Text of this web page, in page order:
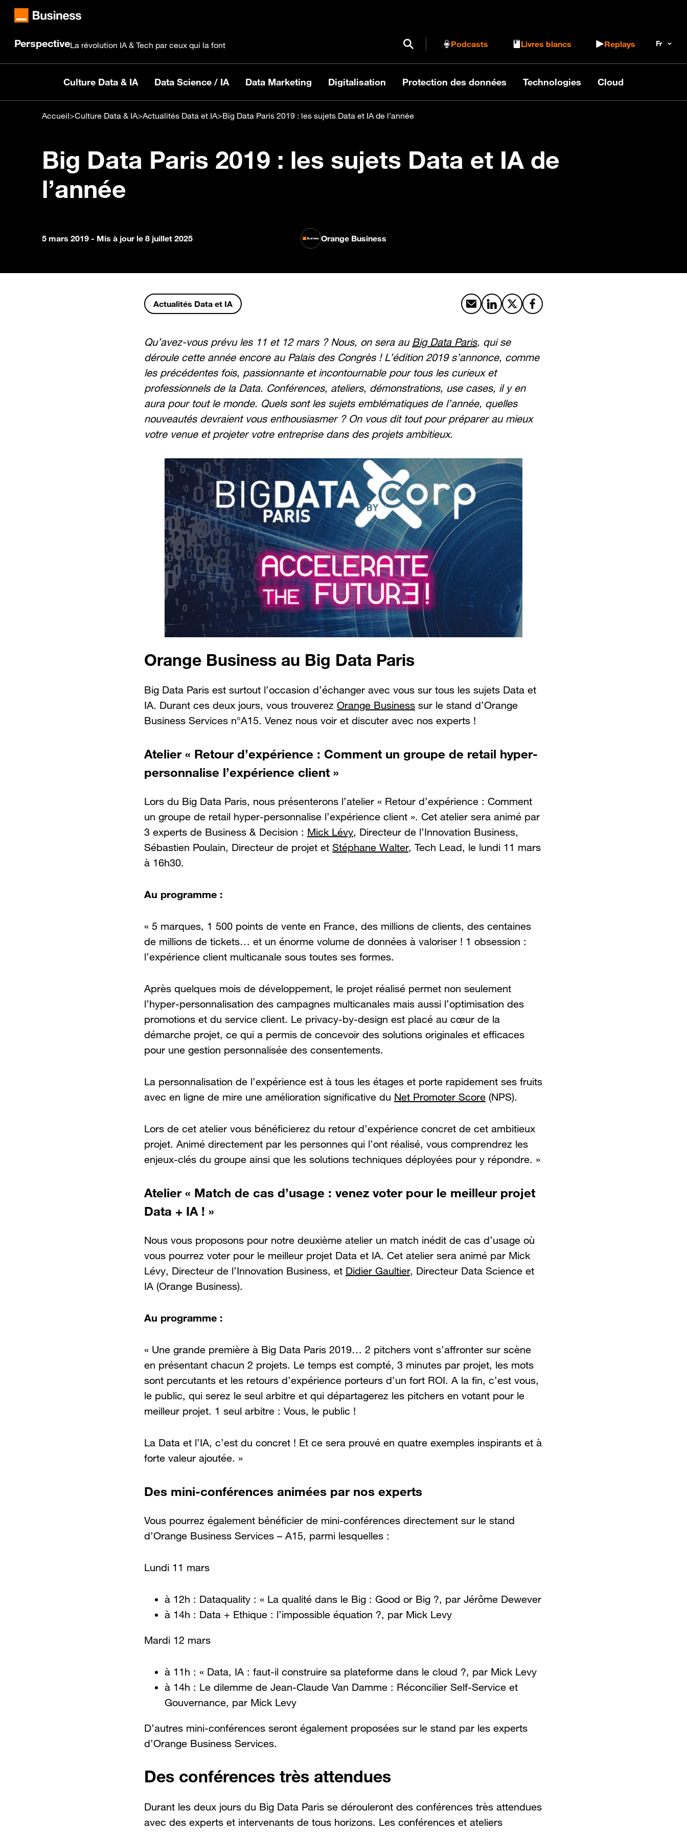
PerspectiveLa révolution IA & Tech par ceux qui la font Ouvrir / Fermer le formulaire de recherche
Podcasts Livres blancs Replays
Culture Data & IA Data Science / IA Data Marketing Digitalisation Protection des données Technologies Cloud
Accueil>Culture Data & IA>Actualités Data et IA>Big Data Paris 2019 : les sujets Data et IA de l’année
Big Data Paris 2019 : les sujets Data et IA de
l’année
5 mars 2019 - Mis à jour le 8 juillet 2025 Orange Business
Actualités Data et IA Partager par email
Partager sur LinkedIn
Partager sur X
Partager sur Facebook
Qu’avez-vous prévu les 11 et 12 mars ? Nous, on sera au Big Data Paris, qui se
déroule cette année encore au Palais des Congrès ! L’édition 2019 s’annonce, comme
les précédentes fois, passionnante et incontournable pour tous les curieux et
professionnels de la Data. Conférences, ateliers, démonstrations, use cases, il y en
aura pour tout le monde. Quels sont les sujets emblématiques de l’année, quelles
nouveautés devraient vous enthousiasmer ? On vous dit tout pour préparer au mieux
votre venue et projeter votre entreprise dans des projets ambitieux.
Orange Business au Big Data Paris
Big Data Paris est surtout l’occasion d’échanger avec vous sur tous les sujets Data et
IA. Durant ces deux jours, vous trouverez Orange Business sur le stand d’Orange
Business Services n°A15. Venez nous voir et discuter avec nos experts !
Atelier « Retour d’expérience : Comment un groupe de retail hyper-
personnalise l’expérience client »
Lors du Big Data Paris, nous présenterons l’atelier « Retour d’expérience : Comment
un groupe de retail hyper-personnalise l’expérience client ». Cet atelier sera animé par
3 experts de Business & Decision : Mick Lévy, Directeur de l’Innovation Business,
Sébastien Poulain, Directeur de projet et Stéphane Walter, Tech Lead, le lundi 11 mars
à 16h30.
Au programme :
« 5 marques, 1 500 points de vente en France, des millions de clients, des centaines
de millions de tickets… et un énorme volume de données à valoriser ! 1 obsession :
l’expérience client multicanale sous toutes ses formes.
Après quelques mois de développement, le projet réalisé permet non seulement
l’hyper-personnalisation des campagnes multicanales mais aussi l’optimisation des
promotions et du service client. Le privacy-by-design est placé au cœur de la
démarche projet, ce qui a permis de concevoir des solutions originales et efficaces
pour une gestion personnalisée des consentements.
La personnalisation de l’expérience est à tous les étages et porte rapidement ses fruits
avec en ligne de mire une amélioration significative du Net Promoter Score (NPS).
Lors de cet atelier vous bénéficierez du retour d’expérience concret de cet ambitieux
projet. Animé directement par les personnes qui l’ont réalisé, vous comprendrez les
enjeux-clés du groupe ainsi que les solutions techniques déployées pour y répondre. »
Atelier « Match de cas d’usage : venez voter pour le meilleur projet
Data + IA ! »
Nous vous proposons pour notre deuxième atelier un match inédit de cas d’usage où
vous pourrez voter pour le meilleur projet Data et IA. Cet atelier sera animé par Mick
Lévy, Directeur de l’Innovation Business, et Didier Gaultier, Directeur Data Science et
IA (Orange Business).
Au programme :
« Une grande première à Big Data Paris 2019… 2 pitchers vont s’affronter sur scène
en présentant chacun 2 projets. Le temps est compté, 3 minutes par projet, les mots
sont percutants et les retours d’expérience porteurs d’un fort ROI. A la fin, c’est vous,
le public, qui serez le seul arbitre et qui départagerez les pitchers en votant pour le
meilleur projet. 1 seul arbitre : Vous, le public !
La Data et l’IA, c’est du concret ! Et ce sera prouvé en quatre exemples inspirants et à
forte valeur ajoutée. »
Des mini-conférences animées par nos experts
Vous pourrez également bénéficier de mini-conférences directement sur le stand
d’Orange Business Services – A15, parmi lesquelles :
Lundi 11 mars
à 12h : Dataquality : « La qualité dans le Big : Good or Big ?, par Jérôme Dewever
à 14h : Data + Ethique : l’impossible équation ?, par Mick Levy
Mardi 12 mars
à 11h : « Data, IA : faut-il construire sa plateforme dans le cloud ?, par Mick Levy
à 14h : Le dilemme de Jean-Claude Van Damme : Réconcilier Self-Service et
Gouvernance, par Mick Levy
D’autres mini-conférences seront également proposées sur le stand par les experts
d’Orange Business Services.
Des conférences très attendues
Durant les deux jours du Big Data Paris se dérouleront des conférences très attendues
avec des experts et intervenants de tous horizons. Les conférences et ateliers